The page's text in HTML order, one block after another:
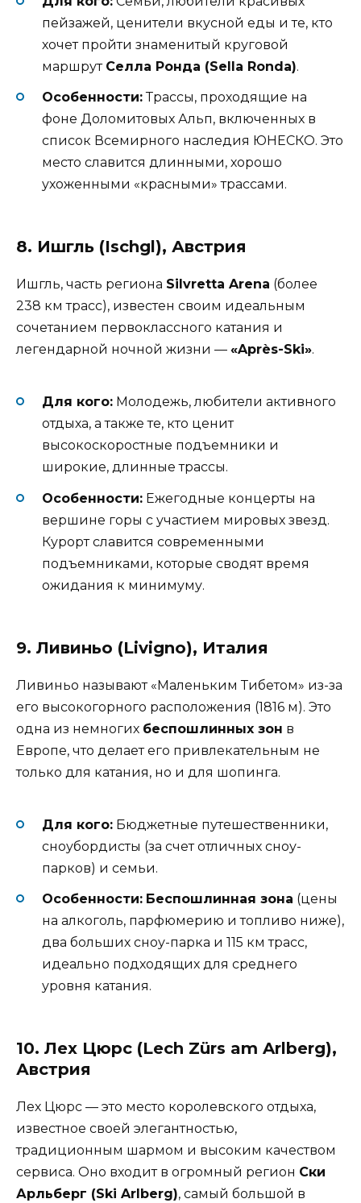
пейзажей, ценители вкусной еды и те, кто
хочет пройти знаменитый круговой
маршрут Селла Ронда (Sella Ronda).
Особенности:Трассы, проходящие на
фоне Доломитовых Альп, включенных в
список Всемирного наследия ЮНЕСКО. Это
место славится длинными, хорошо
ухоженными «красными» трассами.
8. Ишгль (Ischgl), Австрия
Ишгль, часть региона Silvretta Arena (более
238 км трасс), известен своим идеальным
сочетанием первоклассного катания и
легендарной ночной жизни — «Après-Ski».
Для кого: Молодежь, любители активного
отдыха, а также те, кто ценит
высокоскоростные подъемники и
широкие, длинные трассы.
Особенности: Ежегодные концерты на
вершине горы с участием мировых звезд.
Курорт славится современными
подъемниками, которые сводят время
ожидания к минимуму.
9. Ливиньо (Livigno), Италия
Ливиньо называют «Маленьким Тибетом» из-за
его высокогорного расположения (1816 м). Это
одна из немногих беспошлинных зон в
Европе, что делает его привлекательным не
только для катания, но и для шопинга.
Для кого: Бюджетные путешественники,
сноубордисты (за счет отличных сноу-
парков) и семьи.
Особенности: Беспошлинная зона (цены
на алкоголь, парфюмерию и топливо ниже),
два больших сноу-парка и 115 км трасс,
идеально подходящих для среднего
уровня катания.
10. Лех Цюрс (Lech Zürs am Arlberg),
Австрия
Лех Цюрс — это место королевского отдыха,
известное своей элегантностью,
традиционным шармом и высоким качеством
сервиса. Оно входит в огромный регион Ски
Арльберг (Ski Arlberg), самый большой в